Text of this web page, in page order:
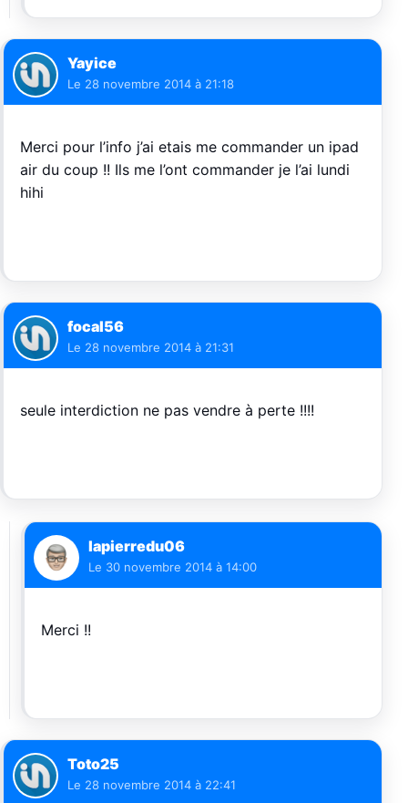
Yayice
Le 28 novembre 2014 à 21:18
Merci pour l’info j’ai etais me commander un ipad
air du coup !! Ils me l’ont commander je l’ai lundi
hihi
focal56
Le 28 novembre 2014 à 21:31
seule interdiction ne pas vendre à perte !!!!
lapierredu06
Le 30 novembre 2014 à 14:00
Merci !!
Toto25
Le 28 novembre 2014 à 22:41